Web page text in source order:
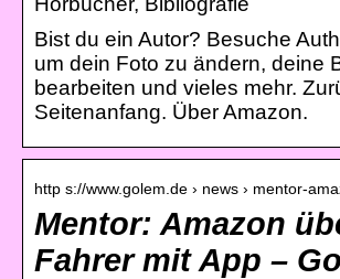
Bist du ein Autor? Besuche
um dein Foto zu ändern, deine
bearbeiten und vieles mehr.
Seitenanfang. Über Amazon.
http s://www.golem.de › news › mentor-
Mentor: Amazon
Fahrer mit App –